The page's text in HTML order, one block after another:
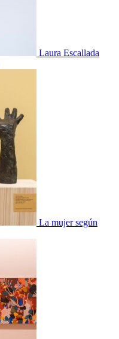
Laura Escallada
La mujer según